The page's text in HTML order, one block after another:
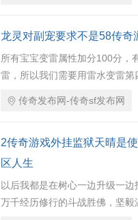
龙灵对副宠要求不是58传奇
所有宝宝变雷属性加分100分，
雷，所以我们需要用雷水变雷
传奇发布网-传奇sf发布网
2传奇游戏外挂监狱天晴是
区人生
以后我都是在树心一边升级一
万千经历修行的斗战胜佛，坚